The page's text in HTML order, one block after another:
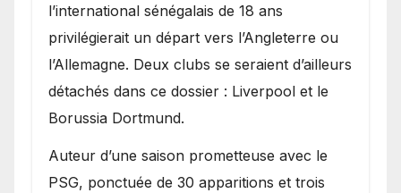
l’international sénégalais de 18 ans
privilégierait un départ vers l’Angleterre ou
l’Allemagne. Deux clubs se seraient d’ailleurs
détachés dans ce dossier : Liverpool et le
Borussia Dortmund.
Auteur d’une saison prometteuse avec le
PSG, ponctuée de 30 apparitions et trois